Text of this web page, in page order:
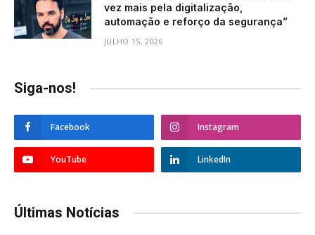
vez mais pela digitalização,
automação e reforço da segurança”
JULHO 15, 2026
Siga-nos!
Facebook Instagram
YouTube LinkedIn
Últimas Notícias